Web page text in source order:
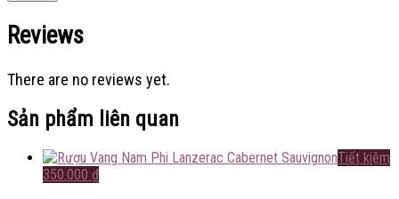
Reviews
There are no reviews yet.
Sản phẩm liên quan
Tiết kiệm
350.000 ₫